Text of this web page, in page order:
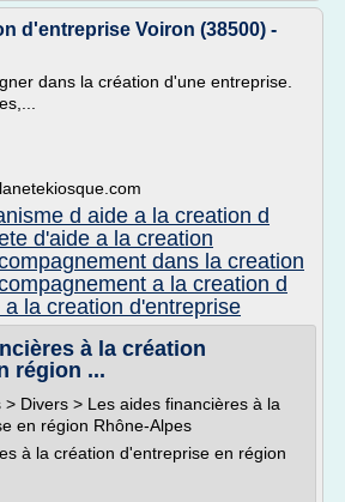
d'entreprise Voiron (38500) -
dans la création d'une entreprise.
d aide a la creation d
d'aide a la creation
dans la creation
a la creation d
a la creation d'entreprise
à la création
région ...
> Divers > Les aides financières à la
en région Rhône-Alpes
à la création d'entreprise en région